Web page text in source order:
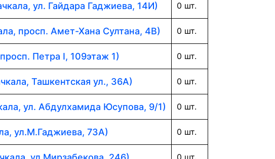
ул. Гайдара Гаджиева, 14И) 0 шт.
просп. Амет-Хана Султана, 4В) 0 шт.
Петра I, 109этаж 1) 0 шт.
Ташкентская ул., 36А) 0 шт.
ул. Абдулхамида Юсупова, 9/1) 0 шт.
ул.М.Гаджиева, 73А) 0 шт.
0 шт.